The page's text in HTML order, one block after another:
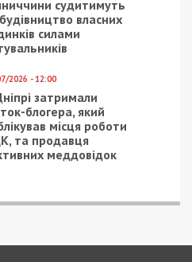
19/02/2021 - 19:00
Как будет выглядеть
станция метро
Днепре: фото
7/06/2026 - 13:23